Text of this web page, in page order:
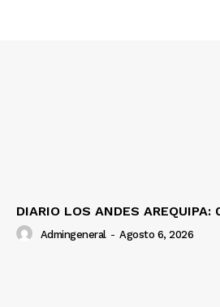
DIARIO LOS ANDES
Admingeneral - Agosto 6, 2026